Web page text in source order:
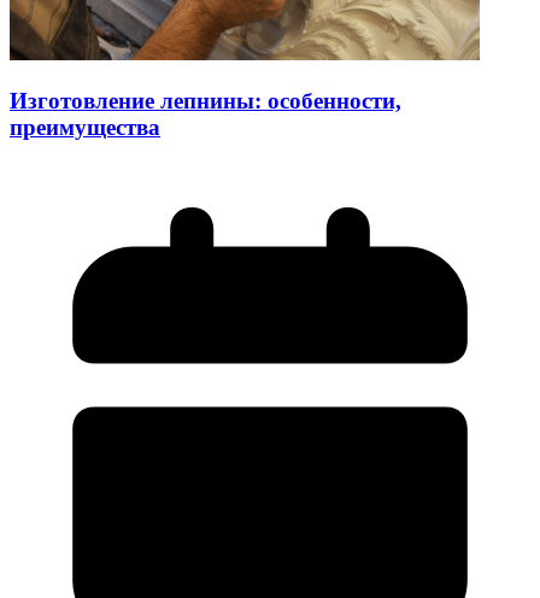
Изготовление лепнины: особенности,
преимущества